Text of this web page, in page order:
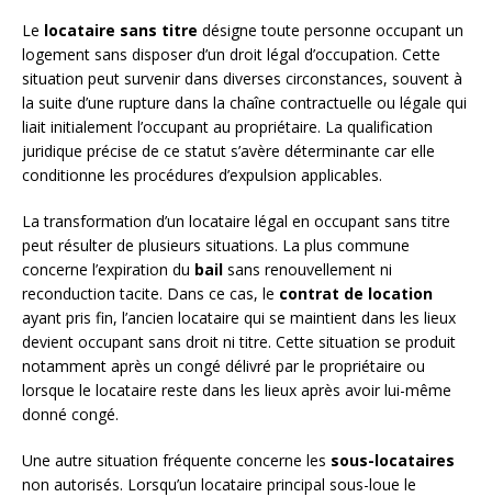
Le locataire sans titre désigne toute personne occupant un
logement sans disposer d’un droit légal d’occupation. Cette
situation peut survenir dans diverses circonstances, souvent à
la suite d’une rupture dans la chaîne contractuelle ou légale qui
liait initialement l’occupant au propriétaire. La qualification
juridique précise de ce statut s’avère déterminante car elle
conditionne les procédures d’expulsion applicables.
La transformation d’un locataire légal en occupant sans titre
peut résulter de plusieurs situations. La plus commune
concerne l’expiration du bail sans renouvellement ni
reconduction tacite. Dans ce cas, le contrat de location
ayant pris fin, l’ancien locataire qui se maintient dans les lieux
devient occupant sans droit ni titre. Cette situation se produit
notamment après un congé délivré par le propriétaire ou
lorsque le locataire reste dans les lieux après avoir lui-même
donné congé.
Une autre situation fréquente concerne les sous-locataires
non autorisés. Lorsqu’un locataire principal sous-loue le